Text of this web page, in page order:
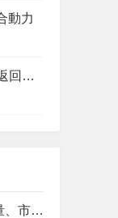
動力
在霧中駕駛汽車 - 安全返回指南
世界汽車品牌排名 [銷量、市場份額]